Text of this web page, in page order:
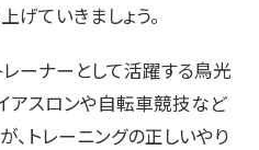
げていきましょう。
レーナーとして活躍する鳥光
アスロンや自転車競技など
トレーニングの正しいやり